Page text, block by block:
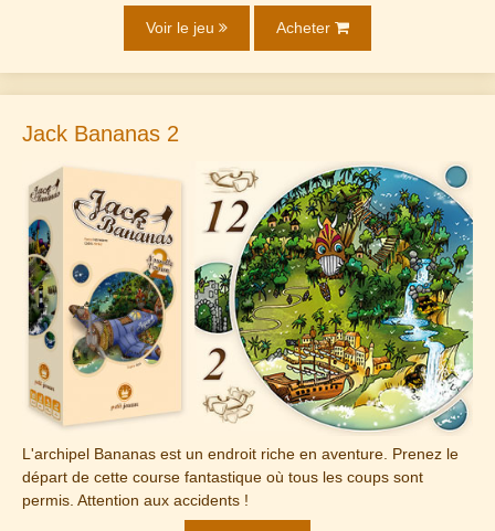
Voir le jeu Acheter
Jack Bananas 2
L'archipel Bananas est un endroit riche en aventure. Prenez le
départ de cette course fantastique où tous les coups sont
permis. Attention aux accidents !